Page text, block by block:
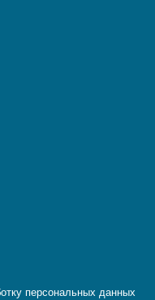
персональных данных